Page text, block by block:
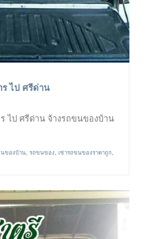
ไป ศรีด่าน
ไป ศรีด่าน จ้างรถขนของบ้าน
นของบ้าน, รถขนของ, เช่ารถขนของราคาถูก,